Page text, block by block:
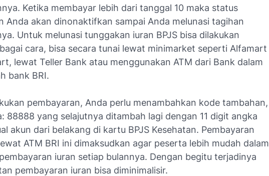
Ketika membayar lebih dari tanggal 10 maka status
Anda akan dinonaktifkan sampai Anda melunasi tagihan
Untuk melunasi tunggakan iuran BPJS bisa dilakukan
cara, bisa secara tunai lewat minimarket seperti Alfamart
lewat Teller Bank atau menggunakan ATM dari Bank dalam
bank BRI.
pembayaran, Anda perlu menambahkan kode tambahan,
88888 yang selajutnya ditambah lagi dengan 11 digit angka
akun dari belakang di kartu BPJS Kesehatan. Pembayaran
ATM BRI ini dimaksudkan agar peserta lebih mudah dalam
iuran setiap bulannya. Dengan begitu terjadinya
pembayaran iuran bisa diminimalisir.